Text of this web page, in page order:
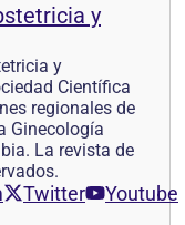
y
y
Científica
regionales de
Ginecología
La revista de
Twitter Youtube